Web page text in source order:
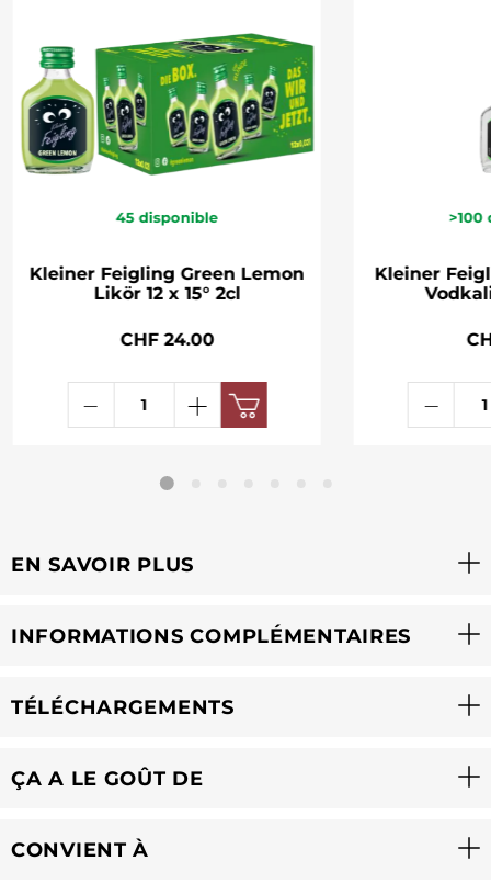
45 disponible
Kleiner Feigling Green Lemon
Likör 12 x 15° 2cl
CHF 24.00
>100
Kleiner
EN SAVOIR PLUS
INFORMATIONS COMPLÉMENTAIRES
TÉLÉCHARGEMENTS
ÇA A LE GOÛT DE
CONVIENT À